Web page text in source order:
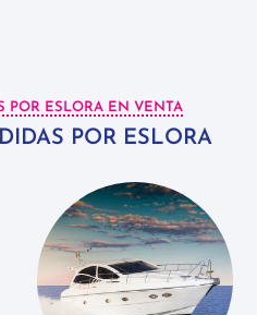
POR ESLORA EN VENTA
POR ESLORA